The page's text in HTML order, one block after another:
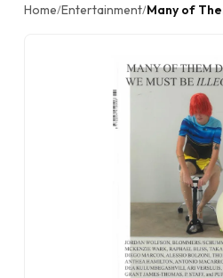
Home/Entertainment/Many of